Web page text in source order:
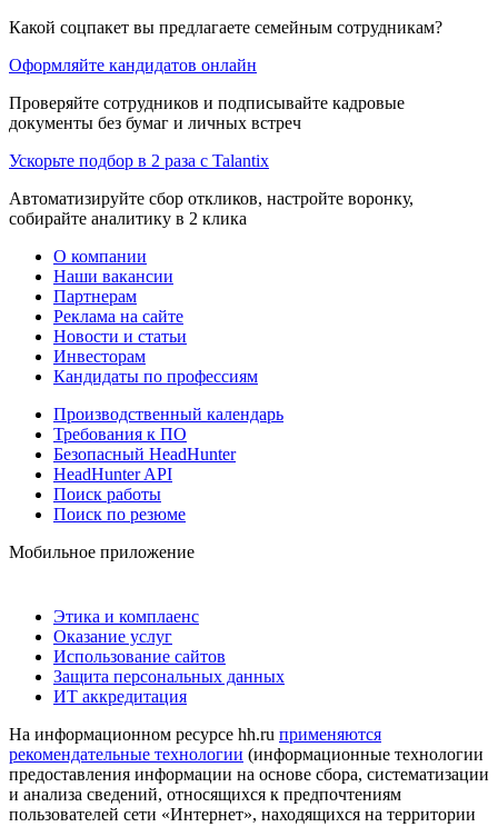
Какой соцпакет вы предлагаете семейным сотрудникам?
Оформляйте кандидатов онлайн
Проверяйте сотрудников и подписывайте кадровые
документы без бумаг и личных встреч
Ускорьте подбор в 2 раза с Talantix
Автоматизируйте сбор откликов, настройте воронку,
собирайте аналитику в 2 клика
О компании
Наши вакансии
Партнерам
Реклама на сайте
Новости и статьи
Инвесторам
Кандидаты по профессиям
Производственный календарь
Требования к ПО
Безопасный HeadHunter
HeadHunter API
Поиск работы
Поиск по резюме
Мобильное приложение
Этика и комплаенс
Оказание услуг
Использование сайтов
Защита персональных данных
ИТ аккредитация
На информационном ресурсе hh.ru применяются
рекомендательные технологии (информационные технологии
предоставления информации на основе сбора, систематизации
и анализа сведений, относящихся к предпочтениям
пользователей сети «Интернет», находящихся на территории